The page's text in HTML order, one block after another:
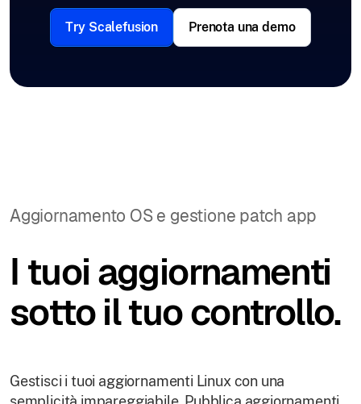
Try Scalefusion Prenota una demo
Aggiornamento OS e gestione patch app
I tuoi aggiornamenti
sotto il tuo controllo.
Gestisci i tuoi aggiornamenti Linux con una